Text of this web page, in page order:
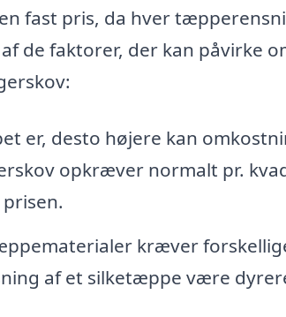
fast pris, da hver
de faktorer, der kan påvirke
er, desto højere kan
opkræver normalt pr.
kræver
af et silketæppe være